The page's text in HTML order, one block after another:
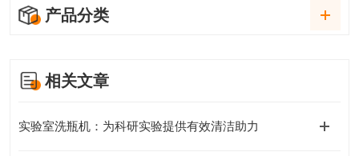
产品分类
相关文章
实验室洗瓶机：为科研实验提供有效清洁助力